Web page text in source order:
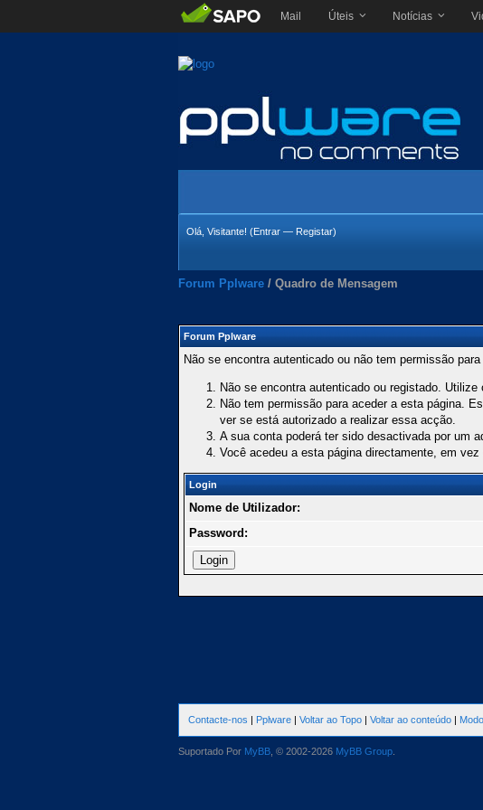
Mail Úteis Notícias
Olá, Visitante! (Entrar — Registar)
Forum Pplware / Quadro de Mensagem
Forum Pplware
Não se encontra autenticado ou não tem permissão
Não se encontra autenticado ou registado.
Não tem permissão para aceder a esta página.
ver se está autorizado a realizar essa acção.
A sua conta poderá ter sido desactivada por um
Você acedeu a esta página directamente, em
Login
Nome de Utilizador:
Password:
Contacte-nos | Pplware | Voltar ao Topo | Voltar ao conteúdo |
Suportado Por MyBB , © 2002-2026 MyBB Group